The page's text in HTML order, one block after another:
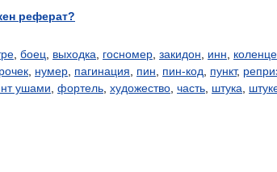
реферат?
боец выходка госномер закидон инн коленце
нумер пагинация пин пин-код пункт,
ушами фортель художество часть штука